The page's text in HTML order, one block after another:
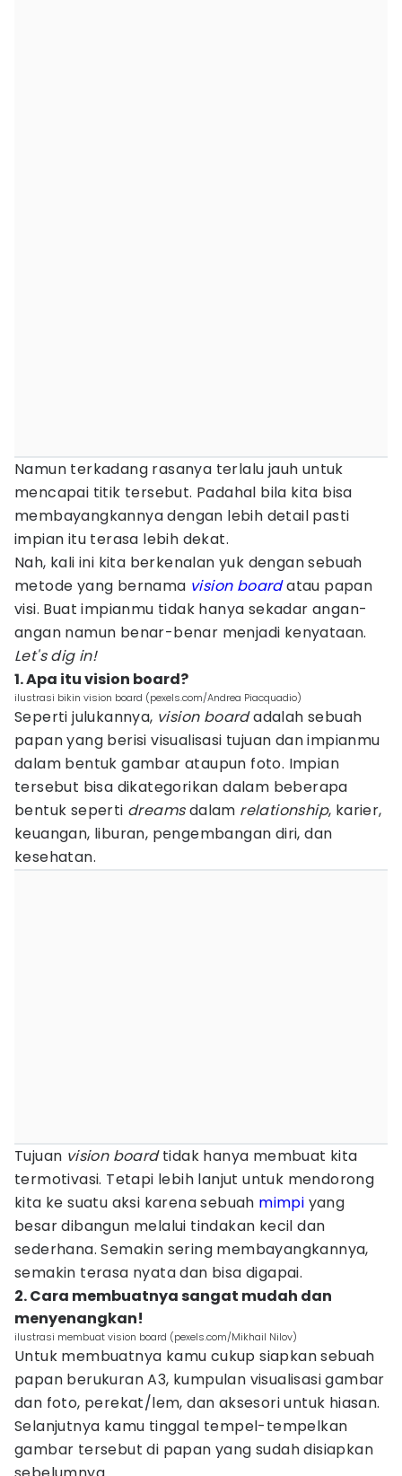
Namun terkadang rasanya terlalu jauh untuk
mencapai titik tersebut. Padahal bila kita bisa
membayangkannya dengan lebih detail pasti
impian itu terasa lebih dekat.
Nah, kali ini kita berkenalan yuk dengan sebuah
metode yang bernama vision boardatau papan
visi. Buat impianmu tidak hanya sekadar angan-
angan namun benar-benar menjadi kenyataan.
Let's dig in!
1. Apa itu vision board?
ilustrasi bikin vision board (pexels.com/Andrea Piacquadio)
Seperti julukannya, vision boardadalah sebuah
papan yang berisi visualisasi tujuan dan impianmu
dalam bentuk gambar ataupun foto. Impian
tersebut bisa dikategorikan dalam beberapa
bentuk seperti dreamsdalam relationship, karier,
keuangan, liburan, pengembangan diri, dan
kesehatan.
Tujuan vision boardtidak hanya membuat kita
termotivasi. Tetapi lebih lanjut untuk mendorong
kita ke suatu aksi karena sebuah mimpi yang
besar dibangun melalui tindakan kecil dan
sederhana. Semakin sering membayangkannya,
semakin terasa nyata dan bisa digapai.
2. Cara membuatnya sangat mudah dan
menyenangkan!
ilustrasi membuat vision board (pexels.com/Mikhail Nilov)
Untuk membuatnya kamu cukup siapkan sebuah
papan berukuran A3, kumpulan visualisasi gambar
dan foto, perekat/lem, dan aksesori untuk hiasan.
Selanjutnya kamu tinggal tempel-tempelkan
gambar tersebut di papan yang sudah disiapkan